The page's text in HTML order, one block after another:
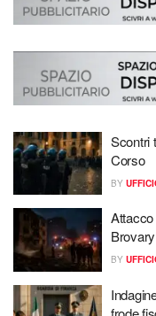
Scontri
Corso
BY
Attacco
Brovary
BY